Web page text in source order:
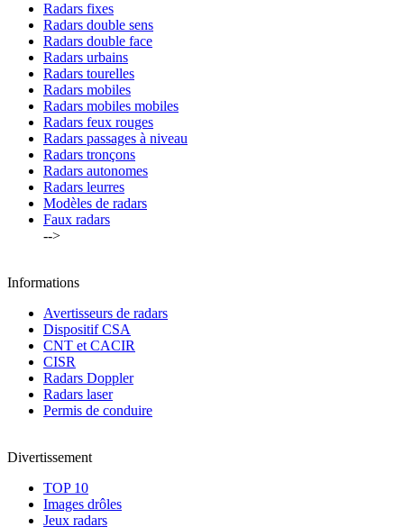
Radars fixes
Radars double sens
Radars double face
Radars urbains
Radars tourelles
Radars mobiles
Radars mobiles mobiles
Radars feux rouges
Radars passages à niveau
Radars tronçons
Radars autonomes
Radars leurres
Modèles de radars
Faux radars
-->
Informations
Avertisseurs de radars
Dispositif CSA
CNT et CACIR
CISR
Radars Doppler
Radars laser
Permis de conduire
Divertissement
TOP 10
Images drôles
Jeux radars